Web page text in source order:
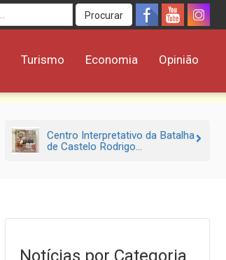
Procurar
Turismo Economia Opinião
Centro Interpretativo da Batalha
de Castelo Rodrigo...
Notícias por Categoria